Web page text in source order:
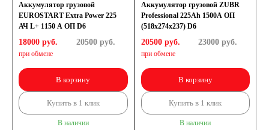
Аккумулятор грузовой
EUROSTART Extra Power 225
АЧ L+ 1150 A ОП D6
18000 руб.
при обмене
20500руб.
В корзину
Купить в 1 клик
В наличии
Аккумулятор грузовой ZUBR
Professional 225Ah 1500A ОП
(518x274x237) D6
20500 руб.
при обмене
23000 руб.
В корзину
Купить в 1 клик
В наличии